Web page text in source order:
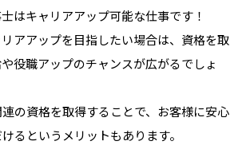
はキャリアアップ可能な仕事です！
アアップを目指したい場合は、資格を取
役職アップのチャンスが広がるでしょ
の資格を取得することで、お客様に安心
るというメリットもあります。